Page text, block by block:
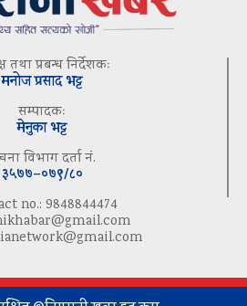
तथा प्रबन्ध निर्देशकः
मनोज प्रसाद भट्ट
सम्पादकः
मेनुका भट्ट
विभाग दर्ता नं.
३५७७–०७९/८०
no.: 9848844474